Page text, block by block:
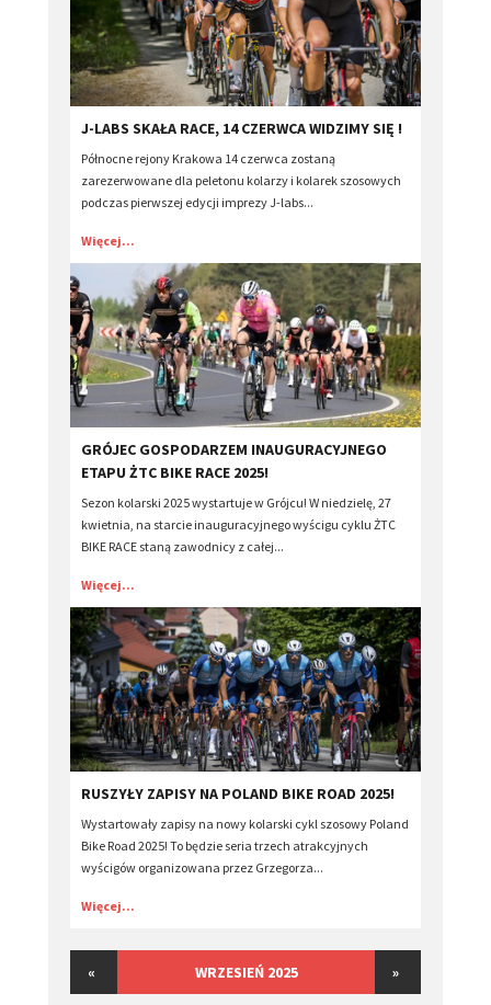
J-LABS SKAŁA RACE, 14 CZERWCA WIDZIMY SIĘ !
Północne rejony Krakowa 14 czerwca zostaną
zarezerwowane dla peletonu kolarzy i kolarek szosowych
podczas pierwszej edycji imprezy J-labs...
Więcej...
​GRÓJEC GOSPODARZEM INAUGURACYJNEGO
ETAPU ŻTC BIKE RACE 2025!
Sezon kolarski 2025 wystartuje w Grójcu! W niedzielę, 27
kwietnia, na starcie inauguracyjnego wyścigu cyklu ŻTC
BIKE RACE staną zawodnicy z całej...
Więcej...
​RUSZYŁY ZAPISY NA POLAND BIKE ROAD 2025!
Wystartowały zapisy na nowy kolarski cykl szosowy Poland
Bike Road 2025! To będzie seria trzech atrakcyjnych
wyścigów organizowana przez Grzegorza...
Więcej...
« WRZESIEŃ 2025 »